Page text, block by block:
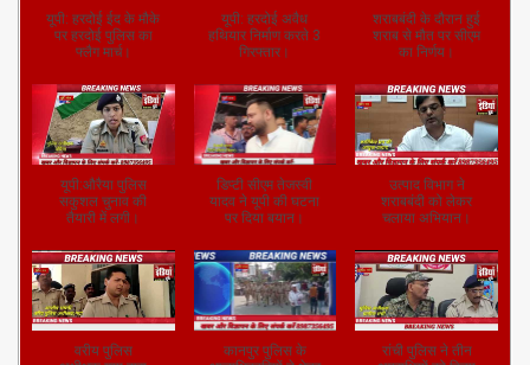
यूपी: हरदोई ईद के मौके
पर हरदोई पुलिस का
फ्लैग मार्च।
यूपी: हरदोई अवैध
हथियार निर्माण करते 3
गिरफ्तार।
शराबबंदी के दौरान हुई
शराब से मौत पर सीएम
का निर्णय।
यूपी:औरैया पुलिस
सकुशल चुनाव की
तैयारी में लगी।
डिप्टी सीएम तेजस्वी
यादव ने यूपी की घटना
पर दिया बयान।
उत्पाद विभाग ने
शराबबंदी को लेकर
चलाया अभियान।
वरीय पुलिस
कानपुर पुलिस के
रांची पुलिस ने तीन